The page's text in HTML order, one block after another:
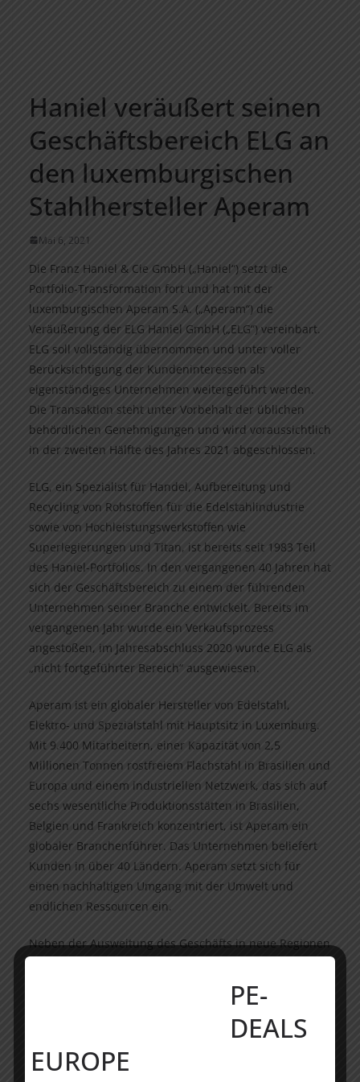
Haniel veräußert seinen
Geschäftsbereich ELG an
den luxemburgischen
Stahlhersteller Aperam
Mai 6, 2021
Die Franz Haniel & Cie GmbH („Haniel“) setzt die
Portfolio-Transformation fort und hat mit der
luxemburgischen Aperam S.A. („Aperam“) die
Veräußerung der ELG Haniel GmbH („ELG“) vereinbart.
ELG soll vollständig übernommen und unter voller
Berücksichtigung der Kundeninteressen als
eigenständiges Unternehmen weitergeführt werden.
Die Transaktion steht unter Vorbehalt der üblichen
behördlichen Genehmigungen und wird voraussichtlich
in der zweiten Hälfte des Jahres 2021 abgeschlossen.
ELG, ein Spezialist für Handel, Aufbereitung und
Recycling von Rohstoffen für die Edelstahlindustrie
sowie von Hochleistungswerkstoffen wie
Superlegierungen und Titan, ist bereits seit 1983 Teil
des Haniel-Portfolios. In den vergangenen 40 Jahren hat
sich der Geschäftsbereich zu einem der führenden
Unternehmen seiner Branche entwickelt. Bereits im
vergangenen Jahr wurde ein Verkaufsprozess
angestoßen, im Jahresabschluss 2020 wurde ELG als
„nicht fortgeführter Bereich“ ausgewiesen.
Aperam ist ein globaler Hersteller von Edelstahl,
Elektro- und Spezialstahl mit Hauptsitz in Luxemburg.
Mit 9.400 Mitarbeitern, einer Kapazität von 2,5
Millionen Tonnen rostfreiem Flachstahl in Brasilien und
Europa und einem industriellen Netzwerk, das sich auf
sechs wesentliche Produktionsstätten in Brasilien,
Belgien und Frankreich konzentriert, ist Aperam ein
globaler Branchenführer. Das Unternehmen beliefert
Kunden in über 40 Ländern. Aperam setzt sich für
einen nachhaltigen Umgang mit der Umwelt und
endlichen Ressourcen ein.
Neben der Ausweitung des Geschäfts in neue Regionen
Kreislaufwirtschaft stärken und seine Umweltbilanz
PE-
DEALS
EUROPE